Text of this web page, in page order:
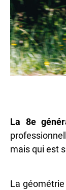
La 8e
mais qui est
La